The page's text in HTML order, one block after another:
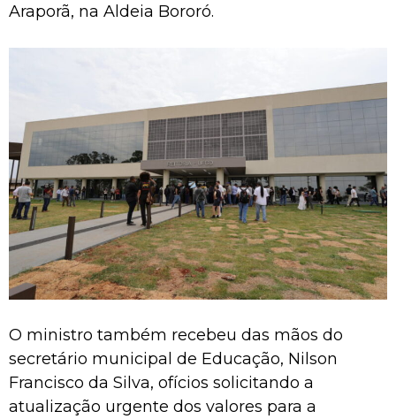
Araporã, na Aldeia Bororó.
O ministro também recebeu das mãos do
secretário municipal de Educação, Nilson
Francisco da Silva, ofícios solicitando a
atualização urgente dos valores para a